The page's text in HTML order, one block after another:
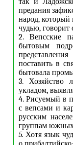
предания
народ, который
чудью,
2. Вепсские
бытовым
поставить в
бытовала
3. Хозяйство
укладом,
4. Рисуемый в
с вепсами и
русским
группам южных
5.Хотя язык